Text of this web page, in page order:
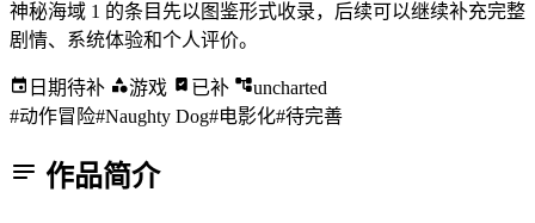
神秘海域 1 的条目先以图鉴形式收录，后续可以继续补充完整
剧情、系统体验和个人评价。
日期待补 游戏 已补
uncharted
#动作冒险#Naughty Dog#电影化#待完善
作品简介